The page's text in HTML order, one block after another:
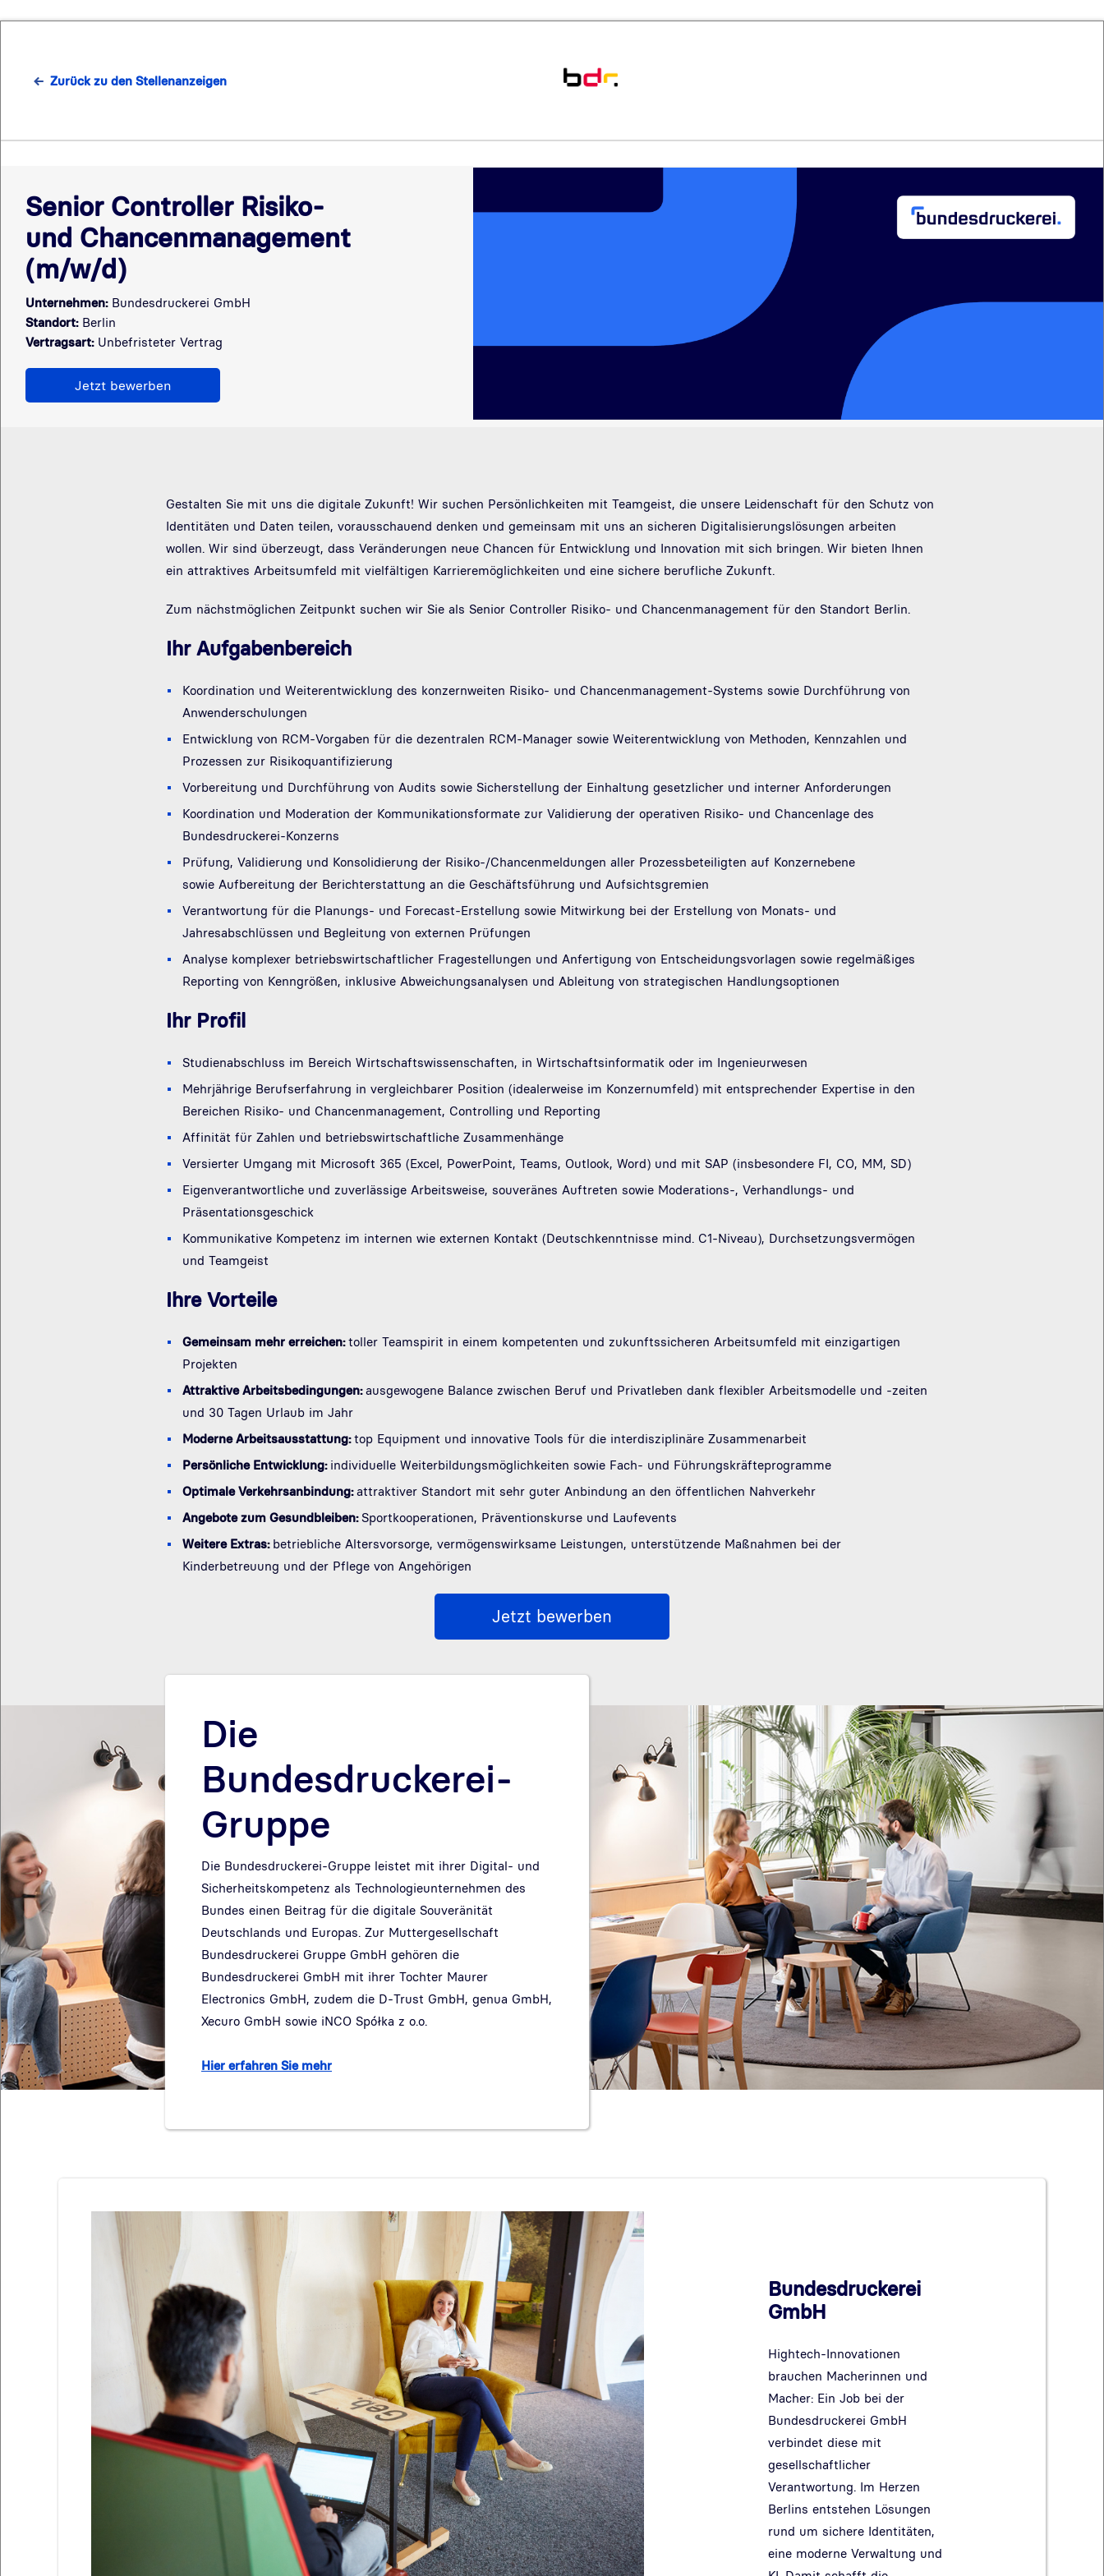
Zurück zu den Stellenanzeigen
Senior Controller Risiko-
und Chancenmanagement
(m/w/d)
Unternehmen:Bundesdruckerei GmbH
Standort:Berlin
Vertragsart:Unbefristeter Vertrag
Jetzt bewerben
Gestalten Sie mit uns die digitale Zukunft! Wir suchen Persönlichkeiten mit Teamgeist, die unsere Leidenschaft für den Schutz von
Identitäten und Daten teilen, vorausschauend denken und gemeinsam mit uns an sicheren Digitalisierungslösungen arbeiten
wollen. Wir sind überzeugt, dass Veränderungen neue Chancen für Entwicklung und Innovation mit sich bringen. Wir bieten Ihnen
ein attraktives Arbeitsumfeld mit vielfältigen Karrieremöglichkeiten und eine sichere berufliche Zukunft.
Zum nächstmöglichen Zeitpunkt suchen wir Sie als Senior Controller Risiko- und Chancenmanagement für den Standort Berlin.
Ihr Aufgabenbereich
Koordination und Weiterentwicklung des konzernweiten Risiko- und Chancenmanagement-Systems sowie Durchführung von
Anwenderschulungen
Entwicklung von RCM-Vorgaben für die dezentralen RCM-Manager sowie Weiterentwicklung von Methoden, Kennzahlen und
Prozessen zur Risikoquantifizierung
Vorbereitung und Durchführung von Audits sowie Sicherstellung der Einhaltung gesetzlicher und interner Anforderungen
Koordination und Moderation der Kommunikationsformate zur Validierung der operativen Risiko- und Chancenlage des
Bundesdruckerei-Konzerns
Prüfung, Validierung und Konsolidierung der Risiko-/Chancenmeldungen aller Prozessbeteiligten auf Konzernebene
sowie Aufbereitung der Berichterstattung an die Geschäftsführung und Aufsichtsgremien
Verantwortung für die Planungs- und Forecast-Erstellung sowie Mitwirkung bei der Erstellung von Monats- und
Jahresabschlüssen und Begleitung von externen Prüfungen
Analyse komplexer betriebswirtschaftlicher Fragestellungen und Anfertigung von Entscheidungsvorlagen sowie regelmäßiges
Reporting von Kenngrößen, inklusive Abweichungsanalysen und Ableitung von strategischen Handlungsoptionen
Ihr Profil
Studienabschluss im Bereich Wirtschaftswissenschaften, in Wirtschaftsinformatik oder im Ingenieurwesen
Mehrjährige Berufserfahrung in vergleichbarer Position (idealerweise im Konzernumfeld) mit entsprechender Expertise in den
Bereichen Risiko- und Chancenmanagement, Controlling und Reporting
Affinität für Zahlen und betriebswirtschaftliche Zusammenhänge
Versierter Umgang mit Microsoft 365 (Excel, PowerPoint, Teams, Outlook, Word) und mit SAP (insbesondere FI, CO, MM, SD)
Eigenverantwortliche und zuverlässige Arbeitsweise, souveränes Auftreten sowie Moderations-, Verhandlungs- und
Präsentationsgeschick
Kommunikative Kompetenz im internen wie externen Kontakt (Deutschkenntnisse mind. C1-Niveau), Durchsetzungsvermögen
und Teamgeist
Ihre Vorteile
Gemeinsam mehr erreichen:toller Teamspirit in einem kompetenten und zukunftssicheren Arbeitsumfeld mit einzigartigen
Projekten
Attraktive Arbeitsbedingungen:ausgewogene Balance zwischen Beruf und Privatleben dank flexibler Arbeitsmodelle und -zeiten
und 30 Tagen Urlaub im Jahr
Moderne Arbeitsausstattung:top Equipment und innovative Tools für die interdisziplinäre Zusammenarbeit
Persönliche Entwicklung: individuelle Weiterbildungsmöglichkeiten sowie Fach- und Führungskräfteprogramme
Optimale Verkehrsanbindung:attraktiver Standort mit sehr guter Anbindung an den öffentlichen Nahverkehr
Angebote zum Gesundbleiben:Sportkooperationen, Präventionskurse und Laufevents
Weitere Extras: betriebliche Altersvorsorge, vermögenswirksame Leistungen, unterstützende Maßnahmen bei der
Kinderbetreuung und der Pflege von Angehörigen
Jetzt bewerben
Die
Bundesdruckerei-
Gruppe
Die Bundesdruckerei-Gruppe leistet mit ihrer Digital- und
Sicherheitskompetenz als Technologieunternehmen des
Bundes einen Beitrag für die digitale Souveränität
Deutschlands und Europas. Zur Muttergesellschaft
Bundesdruckerei Gruppe GmbH gehören die
Bundesdruckerei GmbH mit ihrer Tochter Maurer
Electronics GmbH, zudem die D-Trust GmbH, genua GmbH,
Xecuro GmbH sowie iNCO Spółka z o.o.
Hier erfahren Sie mehr
Bundesdruckerei
GmbH
Hightech-Innovationen
brauchen Macherinnen und
Macher: Ein Job bei der
Bundesdruckerei GmbH
verbindet diese mit
gesellschaftlicher
Verantwortung. Im Herzen
Berlins entstehen Lösungen
rund um sichere Identitäten,
eine moderne Verwaltung und